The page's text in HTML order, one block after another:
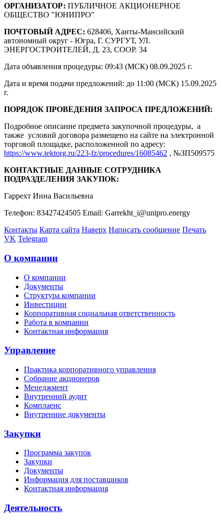
ОРГАНИЗАТОР: ПУБЛИЧНОЕ АКЦИОНЕРНОЕ
ОБЩЕСТВО "ЮНИПРО"
ПОЧТОВЫЙ АДРЕС: 628406, Ханты-Мансийский
автономный округ - Югра, Г. СУРГУТ, УЛ.
ЭНЕРГОСТРОИТЕЛЕЙ, Д. 23, СООР. 34
Дата объявления процедуры: 09:43 (МСК) 08.09.2025 г.
Дата и время подачи предложений: до 11:00 (МСК) 15.09.2025
г.
ПОРЯДОК ПРОВЕДЕНИЯ ЗАПРОСА ПРЕДЛОЖЕНИЙ:
Подробное описание предмета закупочной процедуры, а
также условий договора размещено на сайте на электронной
торговой площадке, расположенной по адресу:
https://www.tektorg.ru/223-fz/procedures/16085462 , №ЗП509575
КОНТАКТНЫЕ ДАННЫЕ СОТРУДНИКА
ПОДРАЗДЕЛЕНИЯ ЗАКУПОК:
Гаррехт Инна Васильевна
Телефон: 83427424505 Email: Garrekht_i@unipro.energy
Контакты Карта сайта Наверх Написать сообщение Печать
VK Telegram
О компании
О компании
Документы
Структура компании
Инвестиции
Корпоративная социальная ответственность
Работа в компании
Контактная информация
Управление
Практика корпоративного управления
Собрание акционеров
Менеджмент
Внутренний аудит
Комплаенс
Внутренние документы
Закупки
Программа закупок
Закупки
Документы
Информация для поставщиков
Контактная информация
Деятельность